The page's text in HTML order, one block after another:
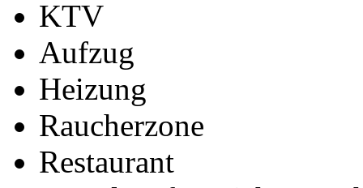
KTV
Aufzug
Heizung
Raucherzone
Restaurant